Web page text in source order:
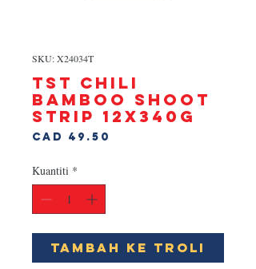
SKU: X24034T
TST CHILI
BAMBOO SHOOT
STRIP 12x340g
CAD 49.50
Kuantiti *
Tambah ke Troli